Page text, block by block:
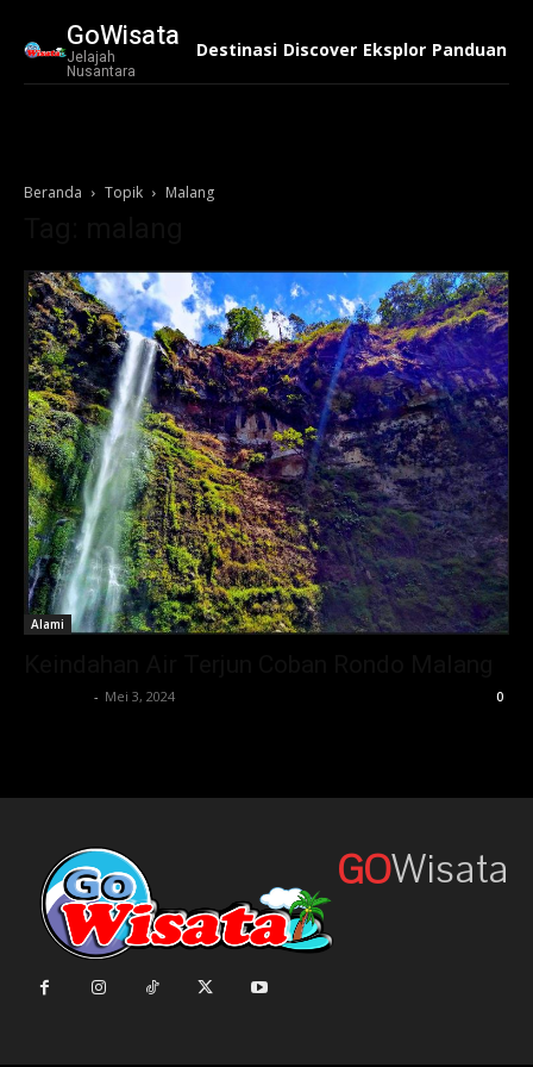
GoWisata
Jelajah
Nusantara
Destinasi Discover Eksplor Panduan
Beranda Topik Malang
Alami
- Mei 3, 2024 0
GOWisata